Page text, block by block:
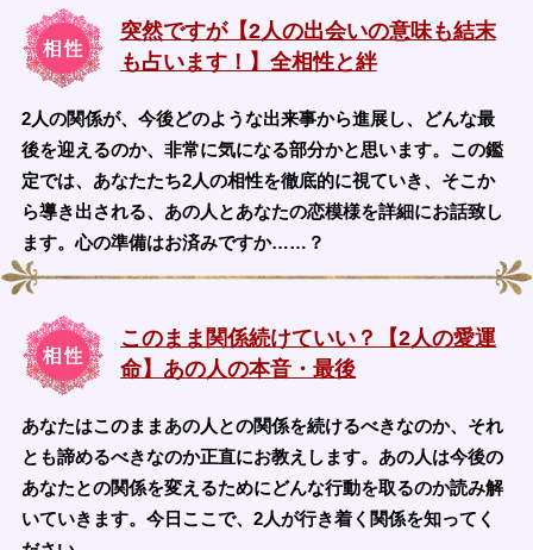
突然ですが【2人の出会いの意味も結末
も占います！】全相性と絆
2人の関係が、今後どのような出来事から進展し、どんな最
後を迎えるのか、非常に気になる部分かと思います。この鑑
定では、あなたたち2人の相性を徹底的に視ていき、そこか
ら導き出される、あの人とあなたの恋模様を詳細にお話致し
ます。心の準備はお済みですか……？
このまま関係続けていい？【2人の愛運
命】あの人の本音・最後
あなたはこのままあの人との関係を続けるべきなのか、それ
とも諦めるべきなのか正直にお教えします。あの人は今後の
あなたとの関係を変えるためにどんな行動を取るのか読み解
いていきます。今日ここで、2人が行き着く関係を知ってく